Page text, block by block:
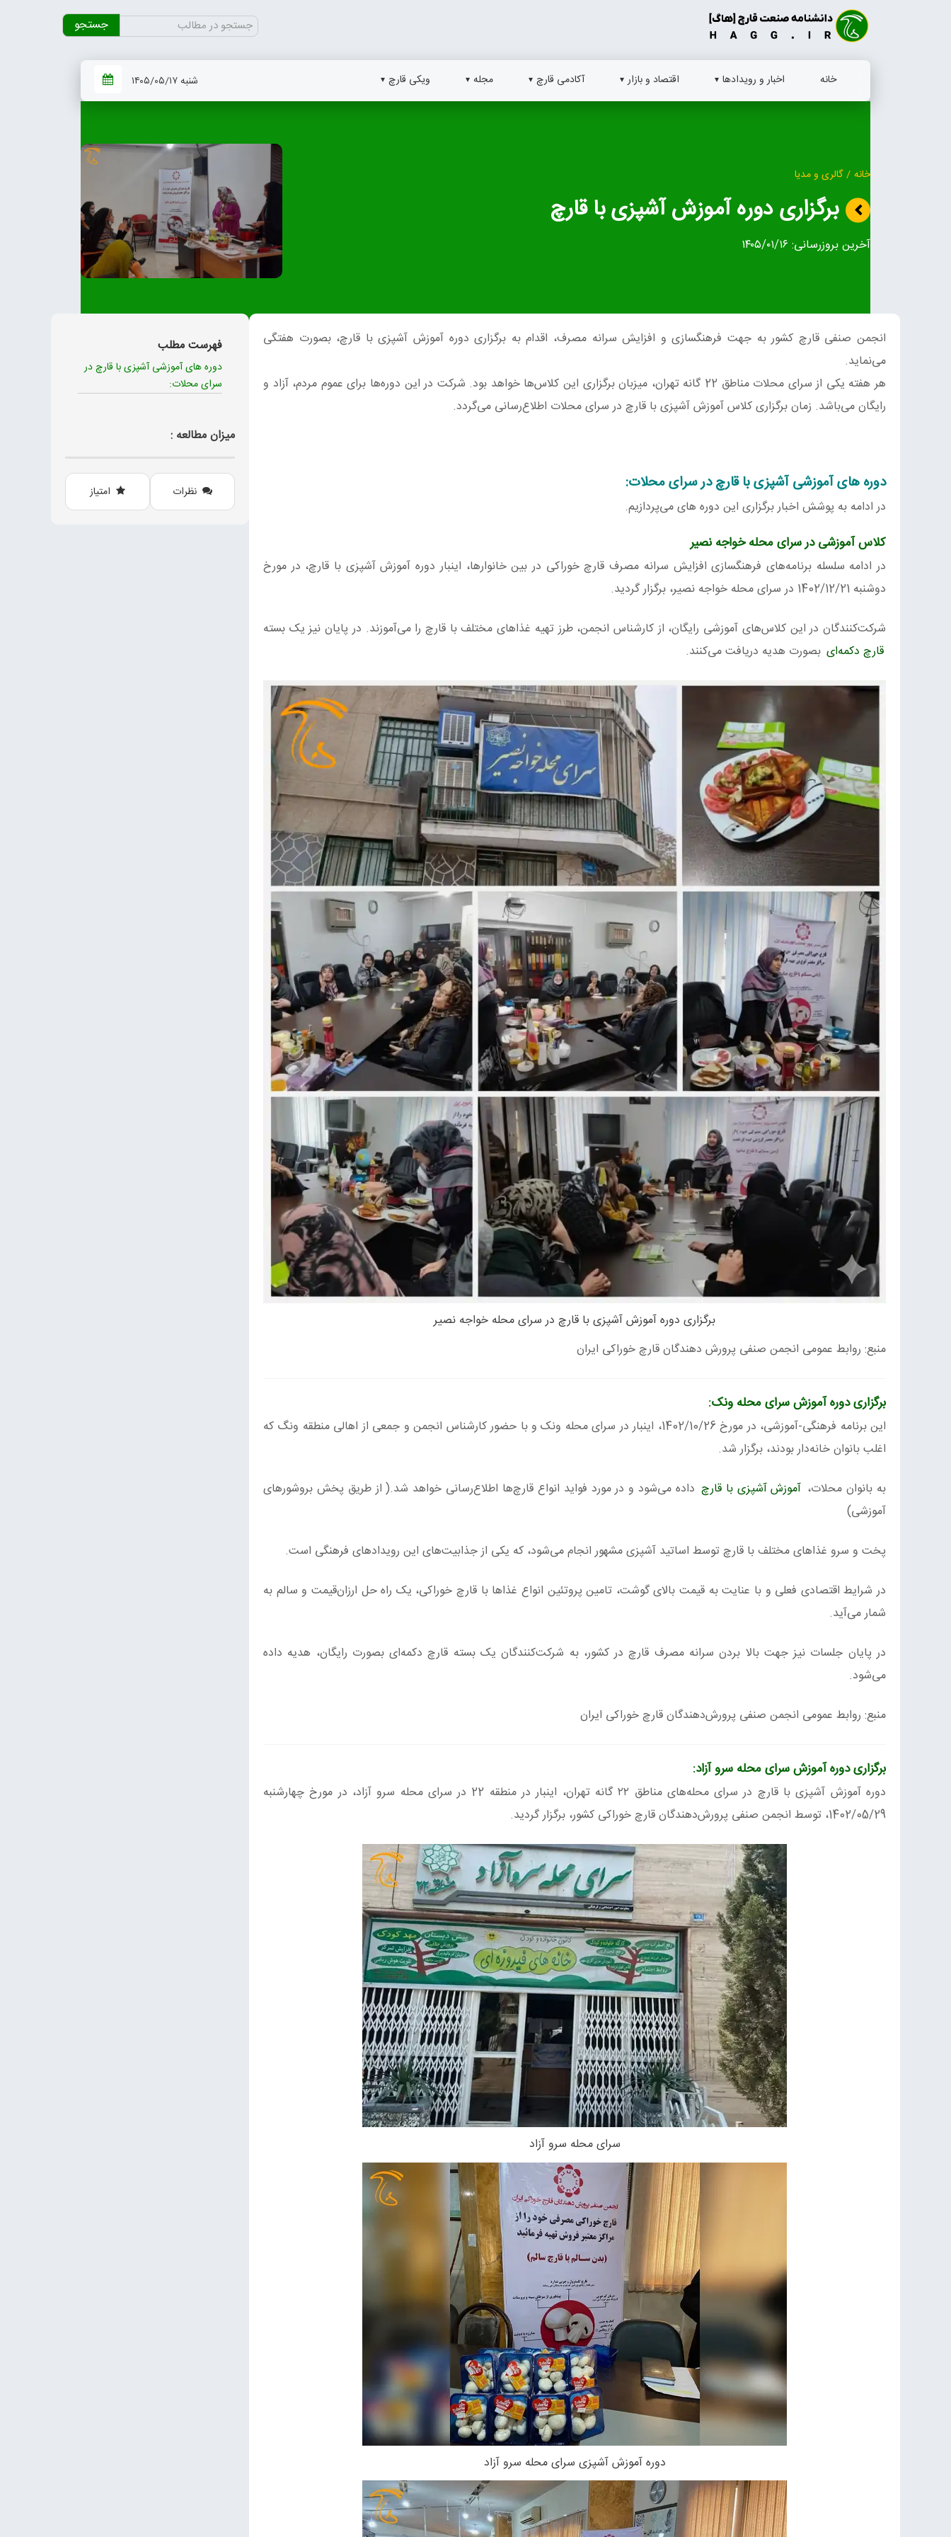
جستجو
برای:
خانه اخبار و رویدادها اقتصاد و بازار آکادمی قارچ مجله ویکی قارچ شنبه ۱۴۰۵/۰۵/۱۷
خانه / گالری و مدیا
برگزاری دوره آموزش آشپزی با قارچ
آخرین بروزرسانی: ۱۴۰۵/۰۱/۱۶
انجمن صنفی قارچ کشور به جهت فرهنگسازی و افزایش سرانه مصرف، اقدام به برگزاری دوره آموزش آشپزی با قارچ، بصورت هفتگی
می‌نماید.
هر هفته یکی از سرای محلات مناطق 22 گانه تهران، میزبان برگزاری این کلاس‌ها خواهد بود. شرکت در این دوره‌ها برای عموم مردم، آزاد و
رایگان می‌باشد. زمان برگزاری کلاس آموزش آشپزی با قارچ در سرای محلات اطلاع‌رسانی می‌گردد.
دوره های آموزشی آشپزی با قارچ در سرای محلات:
در ادامه به پوشش اخبار برگزاری این دوره های می‌پردازیم.
کلاس آموزشی در سرای محله خواجه نصیر
در ادامه سلسله برنامه‌های فرهنگسازی افزايش سرانه مصرف قارچ خوراکی در بین خانوارها، اینبار دوره آموزش آشپزی با قارچ، در مورخ
دوشنبه 1402/12/21 در سرای محله خواجه نصیر، برگزار گردید.
شرکت‌کنندگان در این کلاس‌های آموزشی رایگان، از کارشناس انجمن، طرز تهیه غذاهای مختلف با قارچ را می‌آموزند. در پایان نیز یک بسته
قارچ دکمه‌ای بصورت هدیه دریافت می‌کنند.
برگزاری دوره آموزش آشپزی با قارچ در سرای محله خواجه نصیر
منبع: روابط عمومی انجمن صنفی پرورش دهندگان قارچ خوراکی ایران
برگزاری دوره آموزش سرای محله ونک:
این برنامه فرهنگی-آموزشی، در مورخ 1402/10/26، اینبار در سرای محله ونک و با حضور کارشناس انجمن و جمعی از اهالی منطقه ونگ که
اغلب بانوان خانه‌دار بودند، برگزار شد.
به بانوان محلات، آموزش آشپزی با قارچ داده می‌شود و در مورد فواید انواع قارچ‌ها اطلاع‌رسانی خواهد شد.( از طریق پخش بروشور‌های
آموزشی)
پخت و سرو غذاهای مختلف با قارچ توسط اساتید آشپزی مشهور انجام می‌شود، که یکی از جذابیت‌های این رویدادهای فرهنگی است.
در شرایط اقتصادی فعلی و با عنایت به قیمت بالای گوشت، تامین پروتئین انواع غذاها با قارچ خوراکی، یک راه حل ارزان‌قیمت و سالم به
شمار می‌آید.
در پایان جلسات نیز جهت بالا بردن سرانه مصرف قارچ در کشور، به شرکت‌کنندگان یک بسته قارچ دکمه‌ای بصورت رایگان، هدیه داده
می‌شود.
منبع: روابط عمومی انجمن صنفی پرورش‌دهندگان قارچ خوراکی ایران
برگزاری دوره آموزش سرای محله سرو آزاد:
دوره آموزش آشپزی با قارچ در سرای محله‌های مناطق ۲۲ گانه تهران، اینبار در منطقه 22 در سرای محله سرو آزاد، در مورخ چهارشنبه
1402/05/29، توسط انجمن صنفی پرورش‌دهندگان قارچ خوراکی کشور، برگزار گردید.
سرای محله سرو آزاد
دوره آموزش آشپزی سرای محله سرو آزاد
فهرست مطلب
دوره های آموزشی آشپزی با قارچ در
سرای محلات:
میزان مطالعه :
نظرات امتیاز